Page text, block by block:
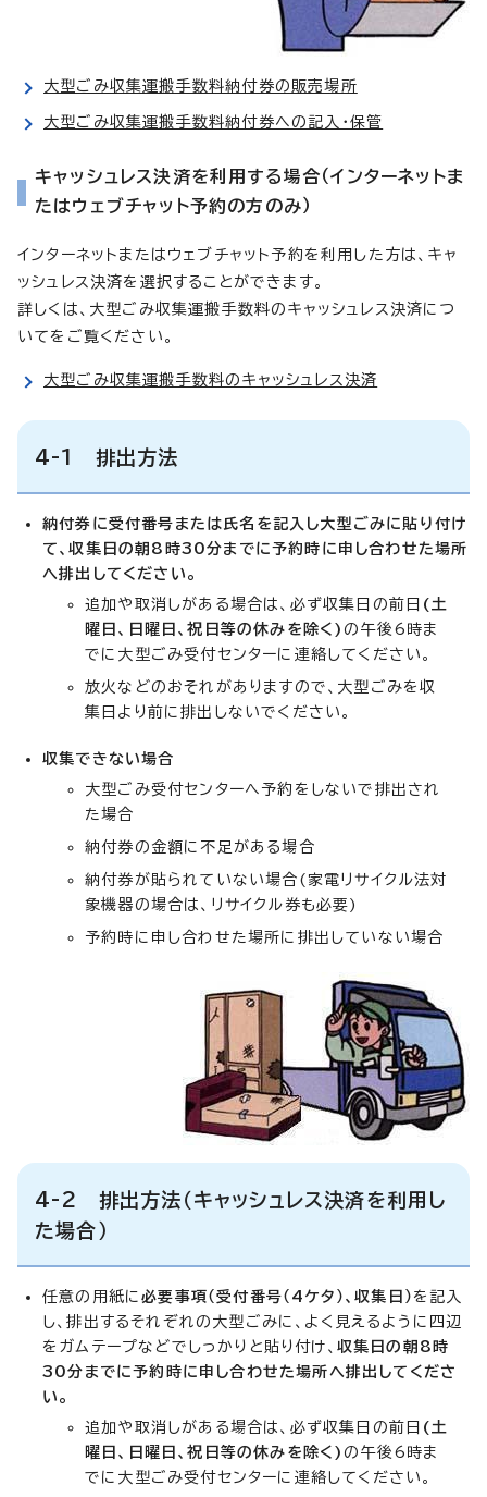
大型ごみ収集運搬手数料納付券の販売場所
大型ごみ収集運搬手数料納付券への記入・保管
キャッシュレス決済を利用する場合（インターネットま
たはウェブチャット予約の方のみ）
インターネットまたはウェブチャット予約を利用した方は、キャ
ッシュレス決済を選択することができます。
詳しくは、大型ごみ収集運搬手数料のキャッシュレス決済につ
いてをご覧ください。
大型ごみ収集運搬手数料のキャッシュレス決済
4-1 排出方法
納付券に受付番号または氏名を記入し大型ごみに貼り付け
て、収集日の朝8時30分までに予約時に申し合わせた場所
へ排出してください。
追加や取消しがある場合は、必ず収集日の前日 (土
曜日、日曜日、祝日等の休みを除く)の午後6時ま
でに大型ごみ受付センターに連絡してください。
放火などのおそれがありますので、大型ごみを収
集日より前に排出しないでください。
収集できない場合
大型ごみ受付センターへ予約をしないで排出され
た場合
納付券の金額に不足がある場合
納付券が貼られていない場合(家電リサイクル法対
象機器の場合は、リサイクル券も必要)
予約時に申し合わせた場所に排出していない場合
4-2 排出方法（キャッシュレス決済を利用し
た場合）
任意の用紙に必要事項（受付番号（4ケタ）、収集日） を記入
し、排出するそれぞれの大型ごみに、よく見えるように四辺
をガムテープなどでしっかりと貼り付け、 収集日の朝8時
30分までに予約時に申し合わせた場所へ排出してくださ
い。
追加や取消しがある場合は、必ず収集日の前日 (土
曜日、日曜日、祝日等の休みを除く)の午後6時ま
でに大型ごみ受付センターに連絡してください。